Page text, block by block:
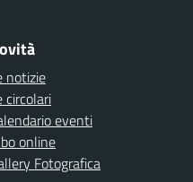
notizie
circolari
eventi
online
Fotografica